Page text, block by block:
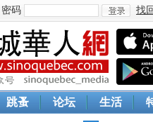
密码
登
找
跳蚤 论坛 生活